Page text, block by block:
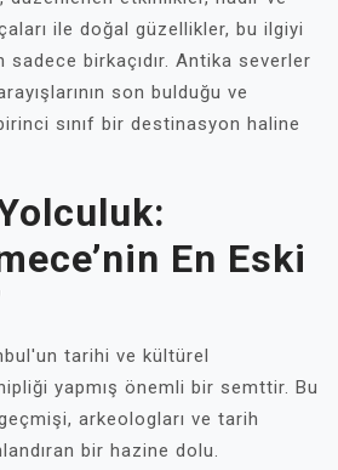
ile doğal güzellikler, bu ilgiyi
birkaçıdır. Antika severler
son bulduğu ve
sınıf bir destinasyon haline
En Eski
tarihi ve kültürel
yapmış önemli bir semttir. Bu
arkeologları ve tarih
bir hazine dolu.